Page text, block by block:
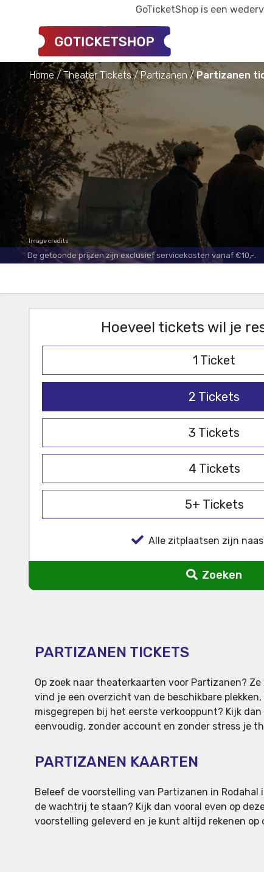
GoTicketShop is een
Home Theater Tickets Partizanen Partizanen
Image credits
De getoonde prijzen zijn exclusief servicekosten vanaf €10,-.
Hoeveel tickets wil je
1 Ticket
2 Tickets
3 Tickets
4 Tickets
5+ Tickets
Alle zitplaatsen zijn
Zoeken
PARTIZANEN TICKETS
Op zoek naar theaterkaarten voor Partizanen?
vind je een overzicht van de beschikbare
misgegrepen bij het eerste verkooppunt? Kijk
eenvoudig, zonder account en zonder stress je
PARTIZANEN KAARTEN
Beleef de voorstelling van Partizanen in Rodahal
de wachtrij te staan? Kijk dan vooral even op
voorstelling geleverd en je kunt altijd rekenen op